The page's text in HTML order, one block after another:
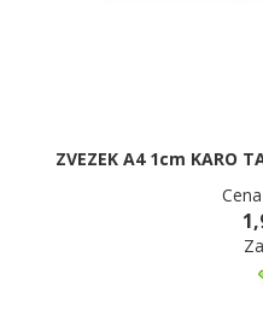
ZVEZEK A4 1cm KARO